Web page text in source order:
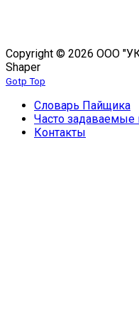
Copyright © 2026 ООО
Shaper
Gotp Top
Словарь Пайщика
Часто задаваемые
Контакты